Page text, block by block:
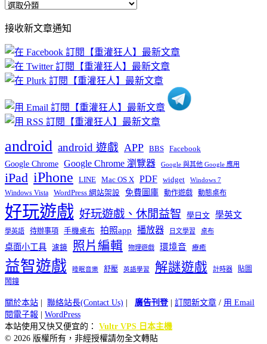
全
文
章
分
類
接收新文章通知
android android 遊戲 APP BBS Facebook
Google Chrome Google Chrome 瀏覽器 Google 與其他 Google 應用
iPad iPhone LINE Mac OS X PDF widget Windows 7
Windows Vista WordPress 網站架設 免費圖庫 動作遊戲 動態桌布
好玩遊戲 好玩遊戲、休閒益智 學日文 學英文
學英語 待辦事項 手機桌布 拍照app 播放器 日文學習 桌布
桌面小工具 濾鏡 照片編輯 物理遊戲 環境音 療癒
益智遊戲 睡眠音樂 舒壓 英語學習 解謎遊戲 計時器
貼圖
鬧鐘
關於本站 聯絡站長(Contact Us) 廣告刊登| 訂閱新文章 / 用 Email
閱電子報
WordPress
本站使用又快又便宜的： Vultr VPS 日本主機
© 2026 版權所有，非經授權請勿全文轉貼